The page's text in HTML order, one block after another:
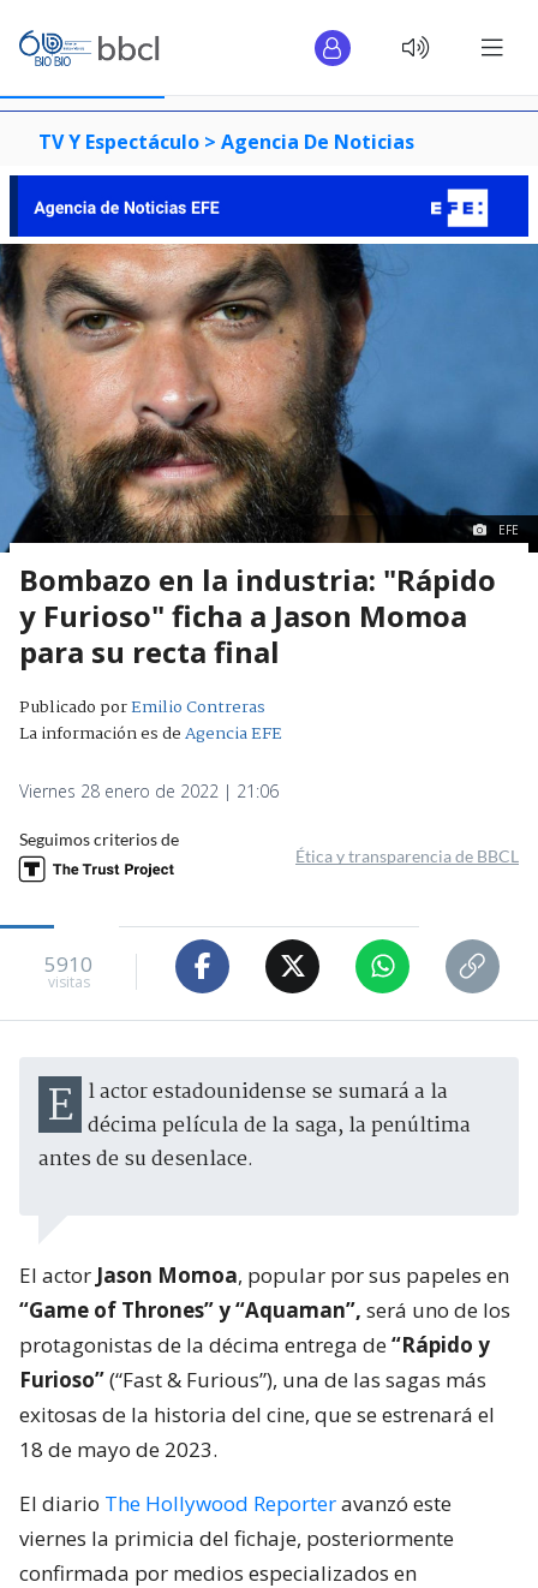
TV Y Espectáculo > Agencia De Noticias
EFE
Bombazo en la industria: "Rápido
y Furioso" ficha a Jason Momoa
para su recta final
Publicado porEmilio Contreras
La información es deAgencia EFE
Viernes 28 enero de 2022 | 21:06
Seguimos criterios de
Ética y transparencia de BBCL
5910
visitas
El actor estadounidense se sumará a la décima película de la saga, la penúltima
antes de su desenlace.
El actor Jason Momoa, popular por sus papeles en
“Game of Thrones” y “Aquaman”, será uno de los
protagonistas de la décima entrega de“Rápido y
Furioso”(“Fast & Furious”), una de las sagas más
exitosas de la historia del cine, que se estrenará el
18 de mayo de 2023.
El diario The Hollywood Reporteravanzó este
viernes la primicia del fichaje, posteriormente
confirmada por medios especializados en